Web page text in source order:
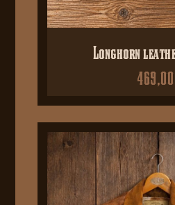
Longhorn
469,00